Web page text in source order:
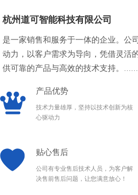
产品优势
技术力量雄厚，坚持以技术创新为核
心驱动力
贴心售后
公司有专业售后技术人员，为客户解
决售前售后问题，让您满意放心！
杭州道可智能科技有限公司
是一家销售和服务于一体的企业。公
动力，以客户需求为导向，凭借灵活
供可靠的产品与高效的技术支持。
……